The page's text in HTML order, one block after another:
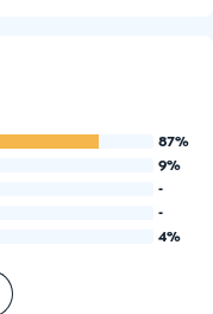
87%
9%
-
-
4%